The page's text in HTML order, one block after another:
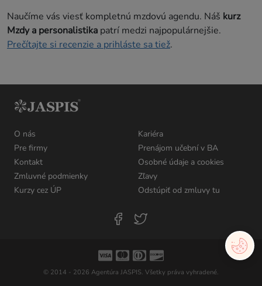
Naučíme vás viesť kompletnú mzdovú agendu. Náš kurz
Mzdy a personalistika patrí medzi najpopulárnejšie.
Prečítajte si recenzie a prihláste sa tiež.
O nás
Kariéra
Pre firmy
Prenájom učební v BA
Kontakt
Osobné údaje a cookies
Zmluvné podmienky
Zľavy
Kurzy cez ÚP
Odstúpiť od zmluvy tu
© 2014 - 2026 Agentúra JASPIS. Všetky práva vyhradené.